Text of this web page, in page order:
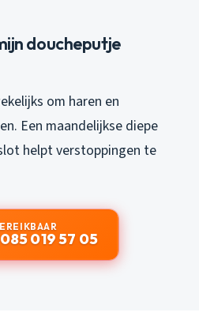
doucheputje
om haren en
Een maandelijkse diepe
helpt verstoppingen te
019 57 05